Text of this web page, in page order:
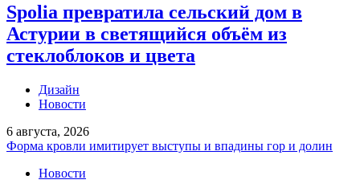
Spolia превратила сельский дом в
Астурии в светящийся объём из
стеклоблоков и цвета
Дизайн
Новости
6 августа, 2026
Форма кровли имитирует выступы и впадины гор и долин
Новости